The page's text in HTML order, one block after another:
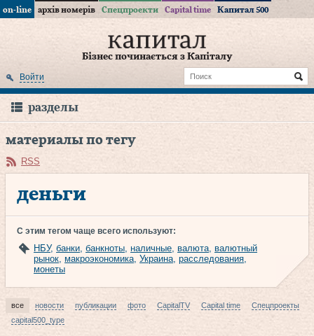
on-line архів номерів Спецпроекти Capital time Капитал 500
Бізнес починається з Капіталу
Войти
разделы
материалы по тегу
RSS
деньги
С этим тегом чаще всего используют:
НБУ, банки, банкноты, наличные, валюта, валютный
рынок, макроэкономика, Украина, расследования,
монеты
все новости публикации фото CapitalTV Capital time
Спецпроекты
capital500_type